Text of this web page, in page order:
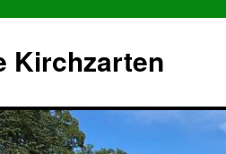
Kirchzarten